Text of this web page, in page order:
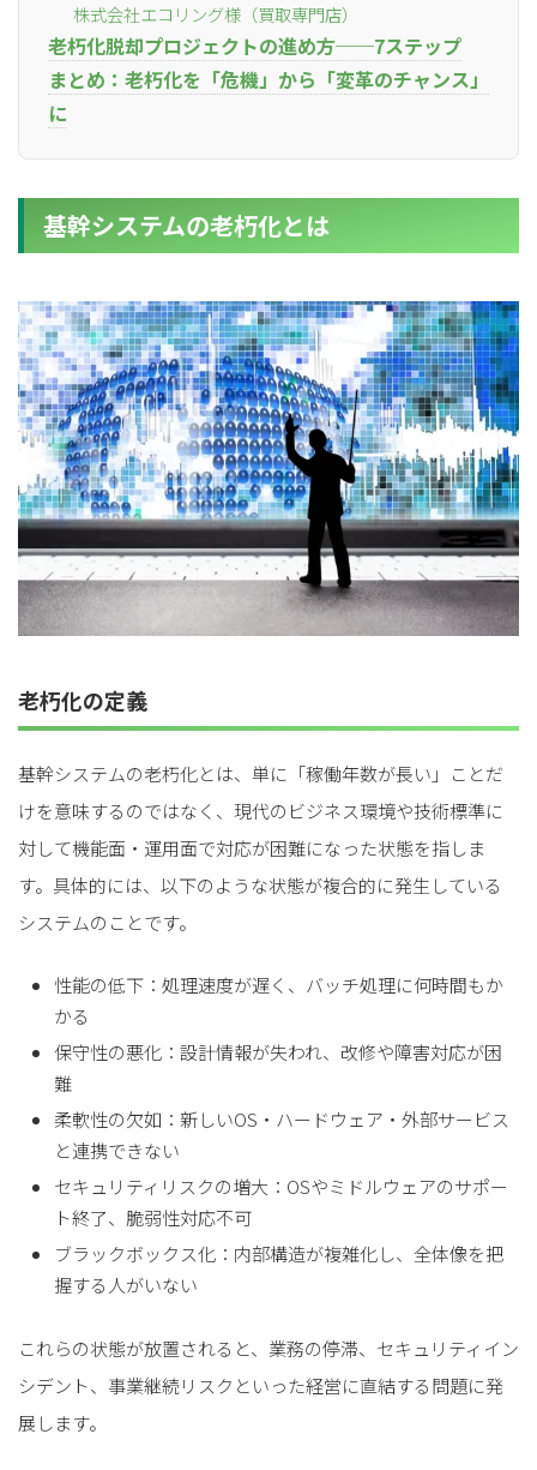
株式会社エコリング様（買取専門店）
老朽化脱却プロジェクトの進め方──7ステップ
まとめ：老朽化を「危機」から「変革のチャンス」
に
基幹システムの老朽化とは
老朽化の定義
基幹システムの老朽化とは、単に「稼働年数が長い」ことだ
けを意味するのではなく、現代のビジネス環境や技術標準に
対して機能面・運用面で対応が困難になった状態を指しま
す。具体的には、以下のような状態が複合的に発生している
システムのことです。
性能の低下：処理速度が遅く、バッチ処理に何時間もか
かる
保守性の悪化：設計情報が失われ、改修や障害対応が困
難
柔軟性の欠如：新しいOS・ハードウェア・外部サービス
と連携できない
セキュリティリスクの増大：OSやミドルウェアのサポー
ト終了、脆弱性対応不可
ブラックボックス化：内部構造が複雑化し、全体像を把
握する人がいない
これらの状態が放置されると、業務の停滞、セキュリティイン
シデント、事業継続リスクといった経営に直結する問題に発
展します。